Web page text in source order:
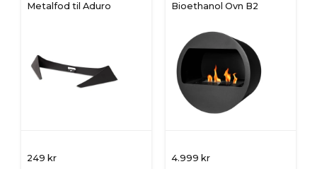
Metalfod til Aduro
249 kr
Bioethanol Ovn B2
4.999 kr